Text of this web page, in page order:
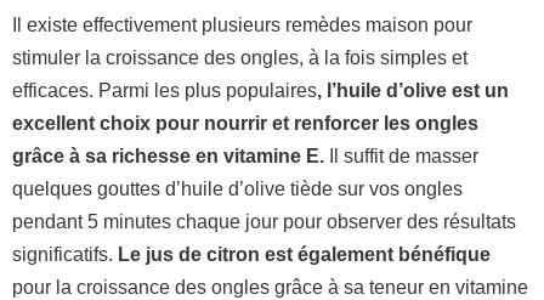
Il existe effectivement plusieurs remèdes maison pour
stimuler la croissance des ongles, à la fois simples et
efficaces. Parmi les plus populaires, l’huile d’olive est un
excellent choix pour nourrir et renforcer les ongles
grâce à sa richesse en vitamine E. Il suffit de masser
quelques gouttes d’huile d’olive tiède sur vos ongles
pendant 5 minutes chaque jour pour observer des résultats
significatifs. Le jus de citron est également bénéfique
pour la croissance des ongles grâce à sa teneur en vitamine